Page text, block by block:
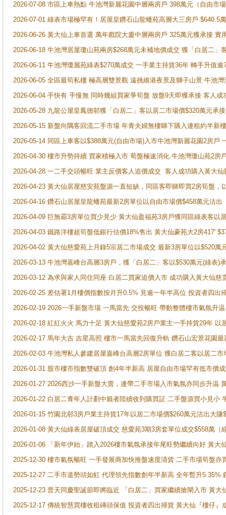
2026-07-08 市區上車熱點 牛池灣新麗花園中層兩房戶 398萬元（自由市
2026-07-01 綠表市場極罕有！居屋皇鑽石山龍蟠苑高層大三房戶
2026-06-26 黃大仙上車首選 萬年戲院大廈中層兩房戶 325萬元獲承接 實
2026-06-18 牛池灣居屋瓊山苑兩房$268萬元未補地價成交 獲「白居二」
2026-06-11 牛池灣瓊麗苑綠表$270萬成交 一手業主持貨36年 轉手升值逾
2026-06-05 全區最筍私樓 極高層雙景觀 遠挑維港夜景及獅子山景 牛池
2026-06-04 手快有 手慢無 同時幾組買家爭筍盤 放盤9天即獲承接 客人
2026-05-28 九龍公屋皇鳳德邨獲「白居二」客以居二市場價$320萬元承接
2026-05-15 新盤向隅客回流二手市場 年青夫婦無樓睇下購入連租約半新
2026-05-14 同區上車客以$388萬元(自由市場)入市牛池灣新麗花園2房戶
2026-04-30 樓市升勢持續 買家積極入市 荀盤極速消化 牛池灣瓊山苑2房
2026-04-28 一二手交頭暢旺 業主反價客人追價成交 客人成功購入黃大
2026-04-23 黃大仙居屋慈安苑盤源一直短缺，同區客即睇即買2房筍盤，
2026-04-16 鑽石山居屋皇龍蟠苑最新2房單位以自由市場價$458萬元沽出
2026-04-09 巨無霸3房單位買少見少 黃大仙盈福苑3房戶獲同區綠表客以
2026-04-03 鐵路洋樓超筍盤低銀行估價18%售出 黃大仙豪苑大2房417'
2026-04-02 黃大仙慈愛苑上月錄5宗居二市場成交 最新3房單位以$520萬
2026-03-13 牛池灣嘉峰台高層3房戶，獲「白居二」客以$530萬元(綠表)
2026-03-12 為求與家人同住同座 白居二買家追價入市 成功購入黃大仙
2026-02-25 差估署1月樓價指數按月升0.5% 見逾一年半高位 投資者四
2026-02-19 2026一手新盤市場 一馬當先 交投暢旺 帶動整體樓市氣氛升
2026-02-18 紅紅火火 馬力十足 黃大仙慈愛苑2房戶業主一手持貨29年 以
2026-02-17 馬年大吉 吉星高照 樓市一馬當先回復升軌 鑽石山宏景花園
2026-02-03 牛池灣私人參建居屋嘉峰台高層2房單位 獲白居二客以居二市
2026-01-31 股市樓市指數雙破頂 創4年半新高 居屋自由市場罕有低市價
2026-01-27 2026西沙一手新盤大賣，連帶二手市場入市氣氛亦同步升温
2026-01-22 白居二青年人計劃中籤者陸續收到購買証 二手盤源買小見小
2026-01-15 竹園北邨3房戶業主持貨17年以居二市場價$260萬元沽出大賺
2026-01-08 黃大仙綠表居屋破頂成交 慈愛苑3期3房套單位成交$558萬（
2026-01-06 「新年伊始」踏入2026樓市氣氛承接年尾旺勢繼續向好 黃
2025-12-30 樓市氣氛暢旺 一手發展商加快推盤速度清貨 二手市場筍盤
2025-12-27 二手市道勢頭如虹 代理領先指數創年半新高 全年暫升5.35%
2025-12-23 普天同慶聖誕節即將臨近 「白居二」買家繼續搶閘入市 黃
2025-12-17 傳統智慧買樓收租磚頭保值 投資者四出掃貨 黃大仙『樓仔